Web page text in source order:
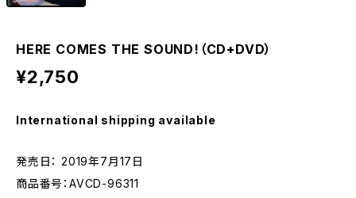
HERE COMES THE SOUND!（CD+DVD）
¥2,750
International shipping available
発売日： 2019年7月17日
商品番号：AVCD-96311